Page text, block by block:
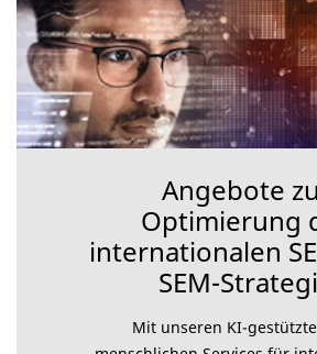
Angebote
Optimierung
internationalen
SEM-
Mit unseren KI-